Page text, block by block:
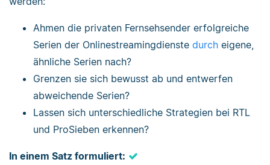
Ahmen die privaten Fernsehsender erfolgreiche
Serien der Onlinestreamingdienste durch eigene,
ähnliche Serien nach?
Grenzen sie sich bewusst ab und entwerfen
abweichende Serien?
Lassen sich unterschiedliche Strategien bei RTL
und ProSieben erkennen?
In einem Satz formuliert: